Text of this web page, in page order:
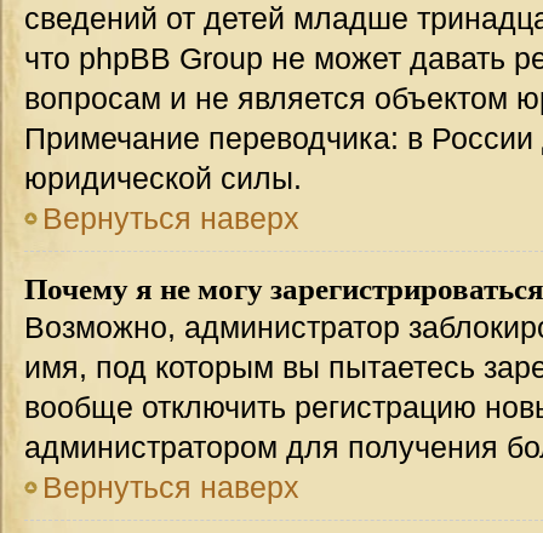
сведений от детей младше
что phpBB Group не может давать
вопросам и не является объектом
Примечание переводчика: в
юридической силы.
Вернуться наверх
Почему я не могу
Возможно, администратор
имя, под которым вы пытаетесь
вообще отключить регистрацию
администратором для получения
Вернуться наверх